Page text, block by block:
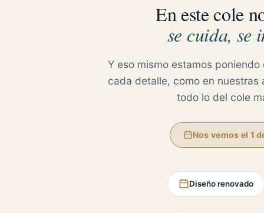
En este cole
se cuida, se
Y eso mismo estamos
cada detalle, como en nuestras
todo lo del cole
Nos vemos el 1
Diseño renovado